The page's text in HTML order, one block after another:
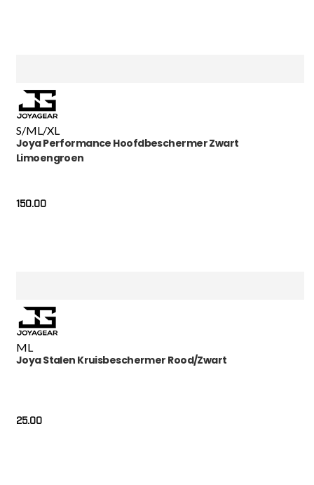
S/ML/XL
Joya Performance Hoofdbeschermer Zwart
Limoengroen
150.00
ML
Joya Stalen Kruisbeschermer Rood/Zwart
25.00